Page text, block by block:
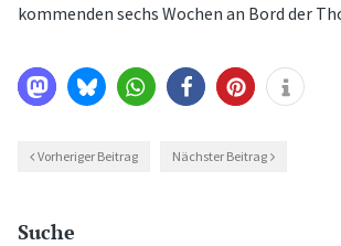
kommenden sechs Wochen an Bord der
Vorheriger Beitrag Nächster Beitrag
Suche